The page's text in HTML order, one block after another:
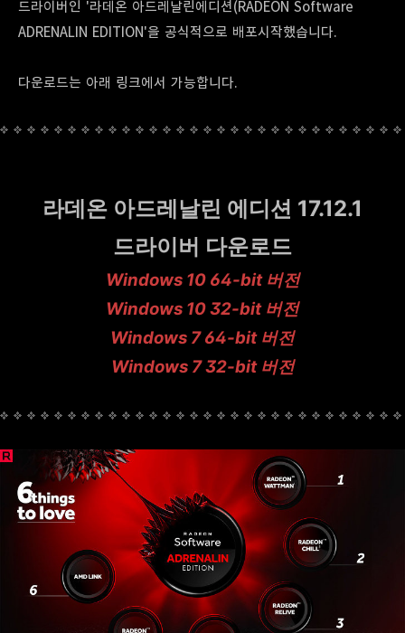
드라이버인 '라데온 아드레날린에디션(RADEON Software
ADRENALIN EDITION'을 공식적으로 배포시작했습니다.
다운로드는 아래 링크에서 가능합니다.
라데온 아드레날린 에디션 17.12.1
드라이버 다운로드
Windows10 64-bit​ 버전
Windows 10 32-bit​ 버전
Windows 7 64-bit 버전
Windows7 32-bit​​​ 버전